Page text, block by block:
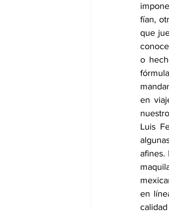
fían,
que
o
en
Luis
afines.
en